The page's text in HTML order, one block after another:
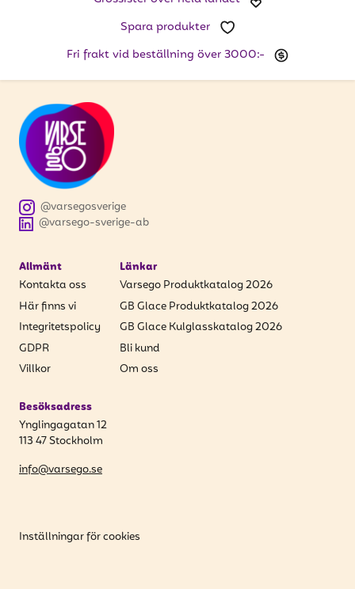
Spara produkter
Fri frakt vid beställning över 3000:-
@varsego-sverige-ab
@varsegosverige
Allmänt
Kontakta oss
Här finns vi
Integritetspolicy
GDPR
Villkor
Länkar
Varsego Produktkatalog 2026
GB Glace Produktkatalog 2026
GB Glace Kulglasskatalog 2026
Bli kund
Om oss
Besöksadress
Ynglingagatan 12
113 47 Stockholm
info@varsego.se
Inställningar för cookies